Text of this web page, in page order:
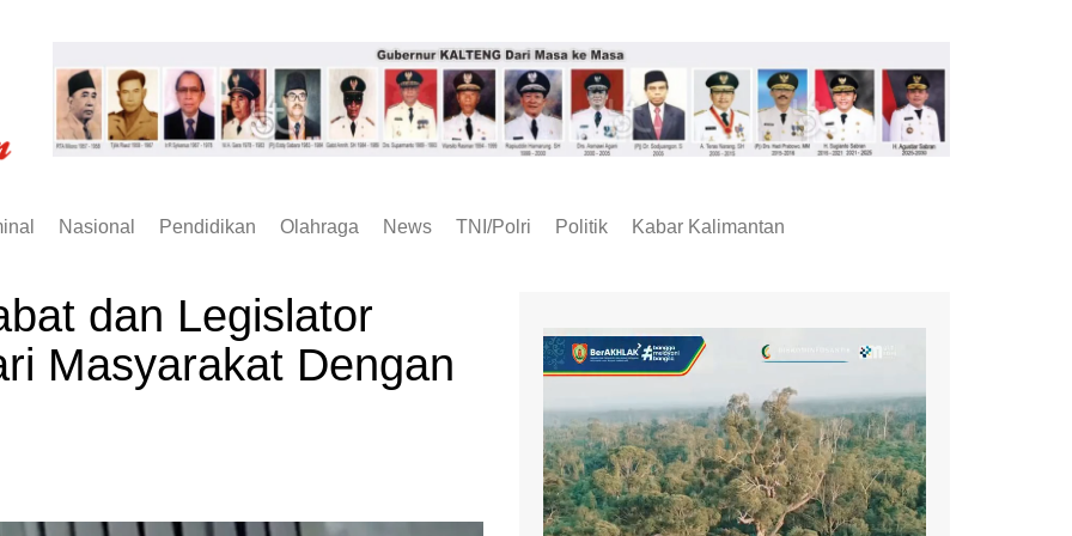
Nasional Pendidikan Olahraga News TNI/Polri Politik Kabar Kalimantan
dan Legislator
Masyarakat Dengan